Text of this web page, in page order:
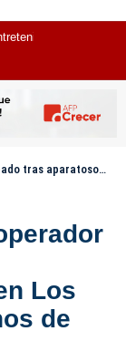
Metropolitanos de Santiago
Los
de